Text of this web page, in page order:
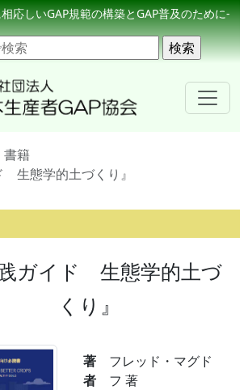
応しいGAP規範の構築とGAP普及のために-
書籍
生態学的土づくり』
践ガイド 生態学的土づ
くり』
著
者
フレッド・マグド
フ 著